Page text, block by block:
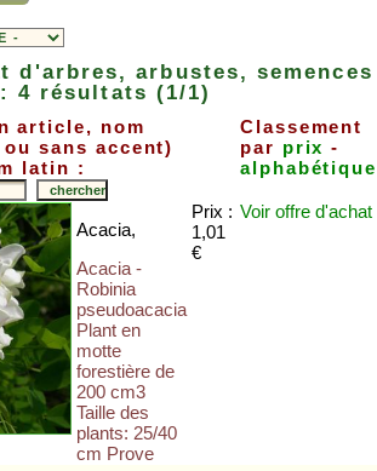
d'arbres, arbustes, semences
: 4 résultats (1/1)
article, nom
sans accent)
latin :
Classement
par prix -
alphabétique
Acacia,
Acacia -
Robinia
pseudoacacia
Plant en
motte
forestière de
200 cm3
Taille des
plants: 25/40
cm Prove
Prix :
1,01
€
Voir offre d'achat